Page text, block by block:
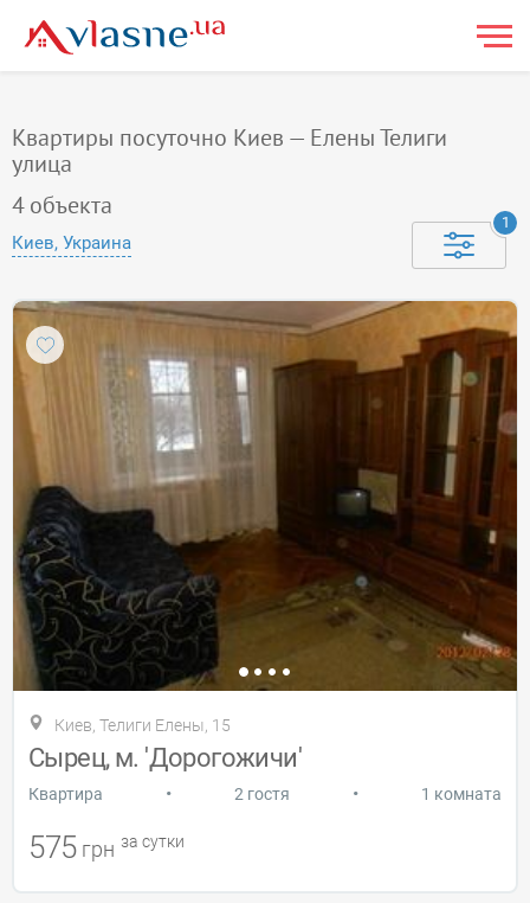
Квартиры посуточно Киев — Елены Телиги
улица
4объекта
Киев, Украина
1
Киев, Телиги Елены, 15
Сырец, м. 'Дорогожичи'
Квартира • 2 гостя • 1 комната
575 грн за сутки